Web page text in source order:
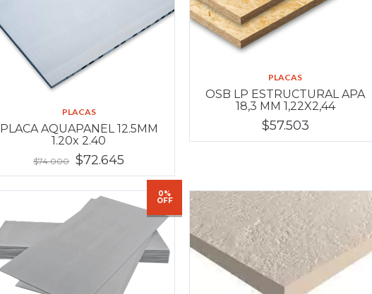
PLACAS
PLACA AQUAPANEL 12.5MM
1.20x 2.40
$74.000 $72.645
PLACAS
OSB LP ESTRUCTURAL APA
18,3 MM 1,22X2,44
$57.503
0%
OFF